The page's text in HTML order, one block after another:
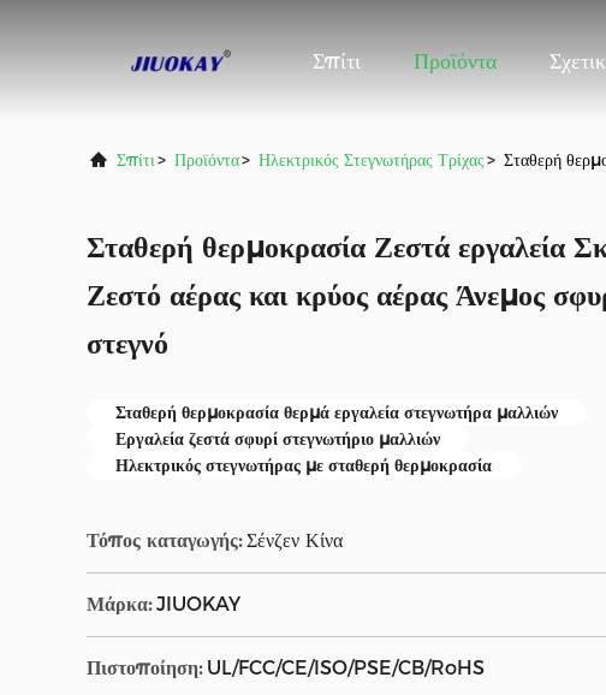
Σπίτι Προϊόντα
Σπίτι> Προϊόντα> Ηλεκτρικός Στεγνωτήρας Τρίχας> Σταθερή
Σταθερή θερμοκρασία Ζεστά εργαλεία
Ζεστό αέρας και κρύος αέρας Άνεμος
στεγνό
Σταθερή θερμοκρασία θερμά εργαλεία στεγνωτήρα μαλλιών
Εργαλεία ζεστά σφυρί στεγνωτήριο μαλλιών
Ηλεκτρικός στεγνωτήρας με σταθερή θερμοκρασία
Τόπος καταγωγής: Σένζεν Κίνα
Μάρκα: JIUOKAY
Πιστοποίηση: UL/FCC/CE/ISO/PSE/CB/RoHS